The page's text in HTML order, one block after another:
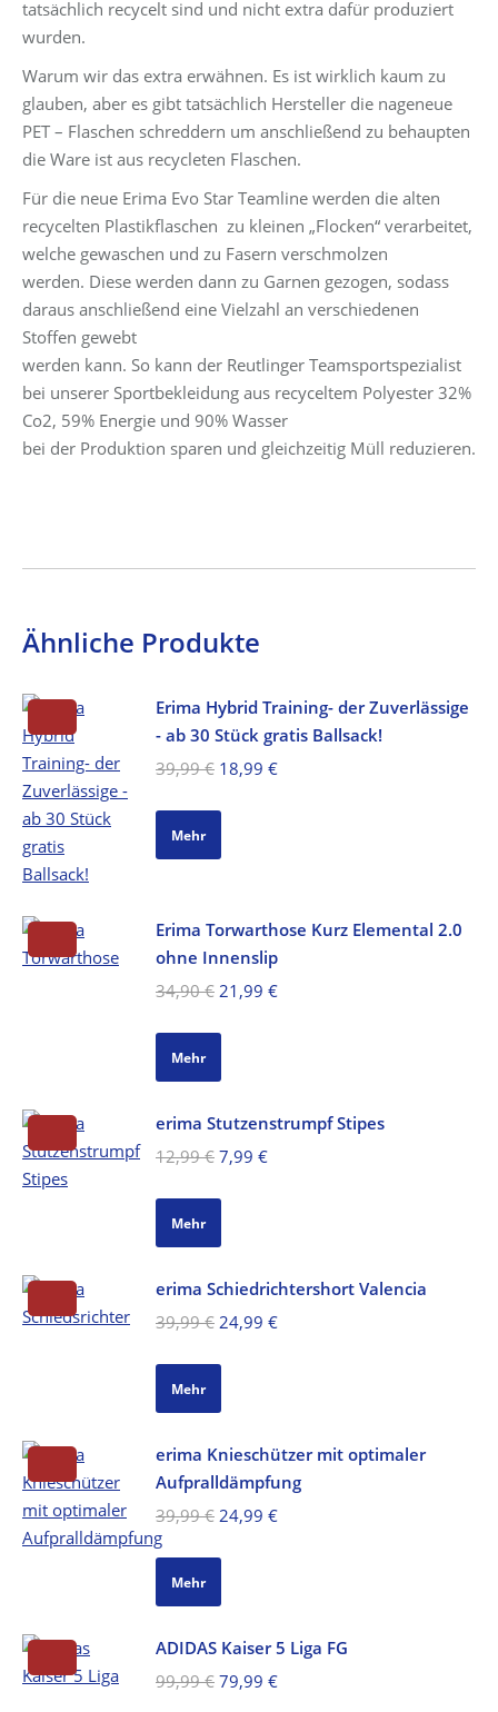
tatsächlich recycelt sind und nicht extra dafür produziert
wurden.
Warum wir das extra erwähnen. Es ist wirklich kaum zu
glauben, aber es gibt tatsächlich Hersteller die nageneue
PET – Flaschen schreddern um anschließend zu behaupten
die Ware ist aus recycleten Flaschen.
Für die neue Erima Evo Star Teamline werden die alten
recycelten Plastikflaschen zu kleinen „Flocken“ verarbeitet,
welche gewaschen und zu Fasern verschmolzen
werden. Diese werden dann zu Garnen gezogen, sodass
daraus anschließend eine Vielzahl an verschiedenen
Stoffen gewebt
werden kann. So kann der Reutlinger Teamsportspezialist
bei unserer Sportbekleidung aus recyceltem Polyester 32%
Co2, 59% Energie und 90% Wasser
bei der Produktion sparen und gleichzeitig Müll reduzieren.
Ähnliche Produkte
Erima Hybrid Training- der Zuverlässige
- ab 30 Stück gratis Ballsack!
39,99€ Ursprünglicher
18,99 €Aktueller
Mehr
Erima Torwarthose Kurz Elemental 2.0
ohne Innenslip
34,90€ Ursprünglicher
21,99 €Aktueller
Mehr
erima Stutzenstrumpf Stipes
12,99€ Ursprünglicher
7,99 €Aktueller
Mehr
erima Schiedrichtershort Valencia
39,99€ Ursprünglicher
24,99 €Aktueller
Mehr
erima Knieschützer mit optimaler
Aufpralldämpfung
39,99€ Ursprünglicher
24,99 €Aktueller
Mehr
ADIDAS Kaiser 5 Liga FG
99,99€ Ursprünglicher
79,99 €Aktueller